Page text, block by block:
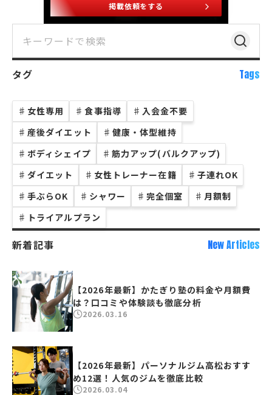
掲載依頼をする
タグ Tags
♯ 女性専用 ♯ 食事指導 ♯ 入会金不要
♯ 産後ダイエット ♯ 健康・体型維持
♯ ボディシェイプ ♯ 筋力アップ(バルクアップ)
♯ ダイエット ♯ 女性トレーナー在籍 ♯ 子連れOK
♯ 手ぶらOK ♯ シャワー ♯ 完全個室 ♯ 月額制
♯ トライアルプラン
新着記事 New Articles
【2026年最新】かたぎり塾の料金や月額費
は？口コミや体験談も徹底分析
2026.03.16
【2026年最新】パーソナルジム高松おすす
め12選！人気のジムを徹底比較
2026.03.04